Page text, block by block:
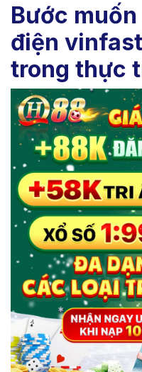
Bước
điện
trong thực